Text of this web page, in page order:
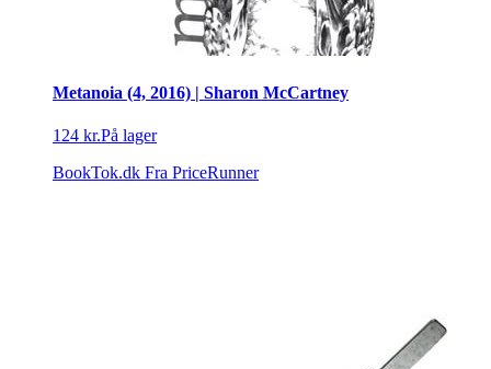
Metanoia (4, 2016) | Sharon McCartney
124 kr.På lager
BookTok.dk Fra PriceRunner